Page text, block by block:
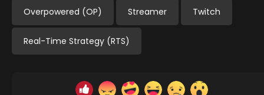
Overpowered (OP) Streamer Twitch
Real-Time Strategy (RTS)